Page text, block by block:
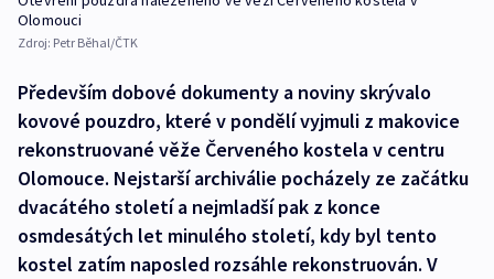
Olomouci
Zdroj: Petr Běhal/ČTK
Především dobové dokumenty a noviny skrývalo
kovové pouzdro, které v pondělí vyjmuli z makovice
rekonstruované věže Červeného kostela v centru
Olomouce. Nejstarší archiválie pocházely ze začátku
dvacátého století a nejmladší pak z konce
osmdesátých let minulého století, kdy byl tento
kostel zatím naposled rozsáhle rekonstruován. V